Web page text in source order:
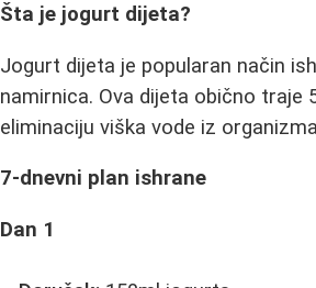
Šta je jogurt dijeta?
Jogurt dijeta je popularan način
namirnica. Ova dijeta obično traje
eliminaciju viška vode iz
7-dnevni plan ishrane
Dan 1